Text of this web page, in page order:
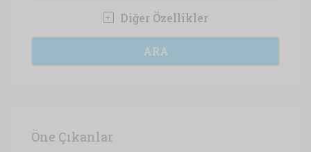
Diğer Özellikler
ARA
Öne Çıkanlar